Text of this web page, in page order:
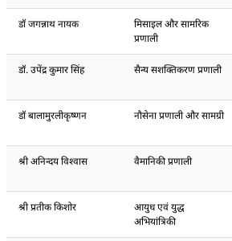
डॉ जगन्नाथ नायक
मिसाइल और सामरिक
प्रणाली
डॉ. उपेंद्र कुमार सिंह सैन्य सशक्तिकरण प्रणाली
डॉ बालामुरलीकृष्णन नौसेना प्रणाली और सामग्री
श्री अनिन्दय विश्वास वैमानिकी प्रणाली
श्री प्रतीक किशोर
आयुध एवं युद्ध
अभियांत्रिकी